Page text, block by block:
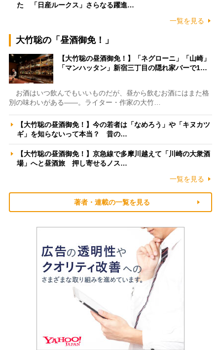
た 「日産ルークス」さらなる躍進…
一覧を見る
大竹聡の「昼酒御免！」
【大竹聡の昼酒御免！】「ネグローニ」「山崎」
「マンハッタン」新宿三丁目の隠れ家バーで1…
お酒はいつ飲んでもいいものだが、昼から飲むお酒にはまた格
別の味わいがある――。ライター・作家の大竹…
【大竹聡の昼酒御免！】今の若者は「なめろう」や「キヌカツ
ギ」を知らないって本当？ 昔の…
【大竹聡の昼酒御免！】京急線で多摩川越えて「川崎の大衆酒
場」へと昼酒旅 押し寄せるノス…
一覧を見る
著者・連載の一覧を見る